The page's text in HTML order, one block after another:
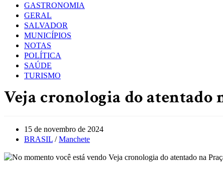
GASTRONOMIA
GERAL
SALVADOR
MUNICÍPIOS
NOTAS
POLÍTICA
SAÚDE
TURISMO
Veja cronologia do atentado
Post
published:
15 de novembro de 2024
Post
BRASIL / Manchete